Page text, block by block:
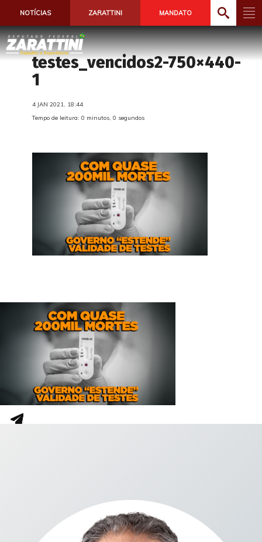
NOTÍCIAS ZARATTINI MANDATO
testes_vencidos2-750×440-
1
4 JAN 2021, 18:44
Tempo de leitura: 0 minutos, 0 segundos